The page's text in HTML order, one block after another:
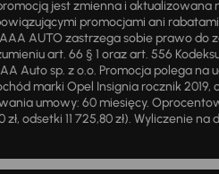
jest zmienna i
promocjami ani
AUTO zastrzega sobie prawo
art. 66 § 1 oraz art. 556
Auto sp. z o.o. Promocja polega na
marki Opel Insignia rocznik 2019,
umowy: 60 miesięcy.
odsetki 11 725,80 zł). Wyliczenie